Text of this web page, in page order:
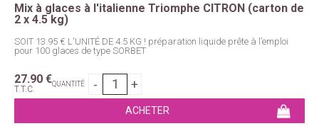
Mix à glaces à l'italienne Triomphe CITRON (carton de
2 x 4.5 kg)
SOIT 13.95 € L'UNITÉ DE 4.5 KG ! préparation liquide prête à l’emploi
pour 100 glaces de type SORBET
27.90 €
T.T.C. QUANTITÉ